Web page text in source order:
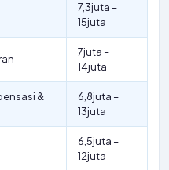
7,3juta –
15juta
7juta –
14juta
&
6,8juta –
13juta
6,5juta –
12juta